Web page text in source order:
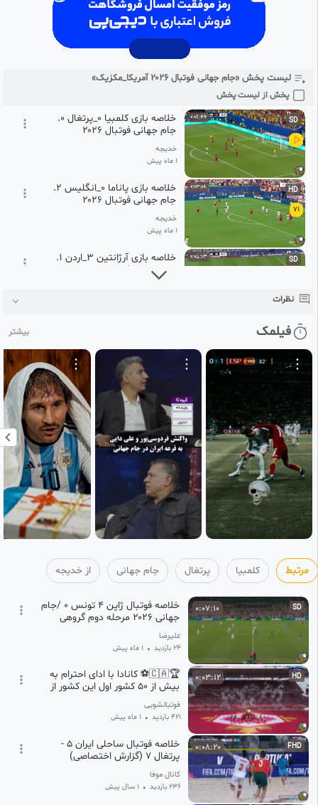
لیست پخش «جام جهانی فوتبال ۲۰۲۶ آمریکا_مکزیک»
پخش از لیست پخش
خدیجه
1 ماه پیش
0:06:17
خلاصه بازی ایران۱_مصر ۱. جام
جهانی فوتبال ۲۰۲۶
خدیجه
0:06:49 SD
خلاصه بازی کلمبیا ۰_پرتغال ۰.
جام جهانی فوتبال ۲۰۲۶
خدیجه
1 ماه پیش
71
0:03:09 HD
خلاصه بازی پاناما ۰_انگلیس ۲.
جام جهانی فوتبال ۲۰۲۶
خدیجه
1 ماه پیش
0:05:13 SD
خلاصه بازی آرژانتین ۳_اردن ۱.
جام جهانی فوتبال ۲۰۲۶
73
SD
74
0:05:24
خلاصه بازی آفریقای جنوبی
۰_کانادا ۱. جام جهانی فوتبال
۲۰۲۶
خدیجه
1 ماه پیش
75
0:01:08 HD
واکنش میثاقی به تساوی اتریش
_الجزایر:بودار و مسخره
خدیجه
76
0:07:27 SD
خلاصه بازی برزیل ۲_ژاپن ۱. جام
خدیجه
1 ماه پیش
نظرات
فیلمک بیشتر
مرتبط کلمبیا پرتغال جام جهانی از خدیجه
SD
0:07:10
خلاصه فوتبال ژاپن ۴ تونس ۰ /جام
جهانی ۲۰۲۶ مرحله دوم گروهی
علیرضا
24 بازدید • 1 ماه پیش
HD
0:03:12
🏆🇨🇦⚽️ کانادا با ادای احترام به
بیش از 50 کشور اول این کشور از
جام جهانی استقبال کرد.🔥❤️
فوتبالشویی
421 بازدید • 1 ماه پیش
FHD
0:08:20
خلاصه فوتبال ساحلی ایران 5 -
پرتغال 7 (گزارش اختصاصی)
کانال موفا
236 بازدید • 1 سال پیش